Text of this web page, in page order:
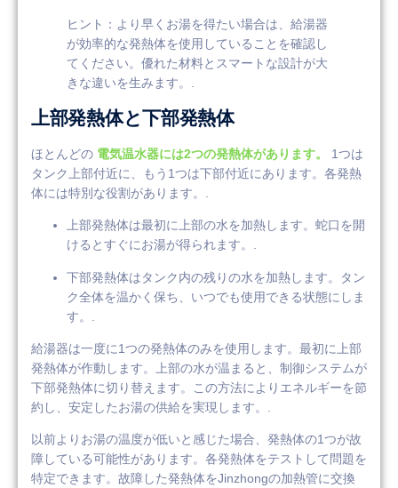
ヒント：より早くお湯を得たい場合は、給湯器
が効率的な発熱体を使用していることを確認し
てください。優れた材料とスマートな設計が大
きな違いを生みます。.
上部発熱体と下部発熱体
ほとんどの 電気温水器には2つの発熱体があります。
1つは
タンク上部付近に、もう1つは下部付近にあります。各発熱
体には特別な役割があります。.
上部発熱体は最初に上部の水を加熱します。蛇口を開
けるとすぐにお湯が得られます。.
下部発熱体はタンク内の残りの水を加熱します。タン
ク全体を温かく保ち、いつでも使用できる状態にしま
す。.
給湯器は一度に1つの発熱体のみを使用します。最初に上部
発熱体が作動します。上部の水が温まると、制御システムが
下部発熱体に切り替えます。この方法によりエネルギーを節
約し、安定したお湯の供給を実現します。.
以前よりお湯の温度が低いと感じた場合、発熱体の1つが故
障している可能性があります。各発熱体をテストして問題を
特定できます。故障した発熱体をJinzhongの加熱管に交換